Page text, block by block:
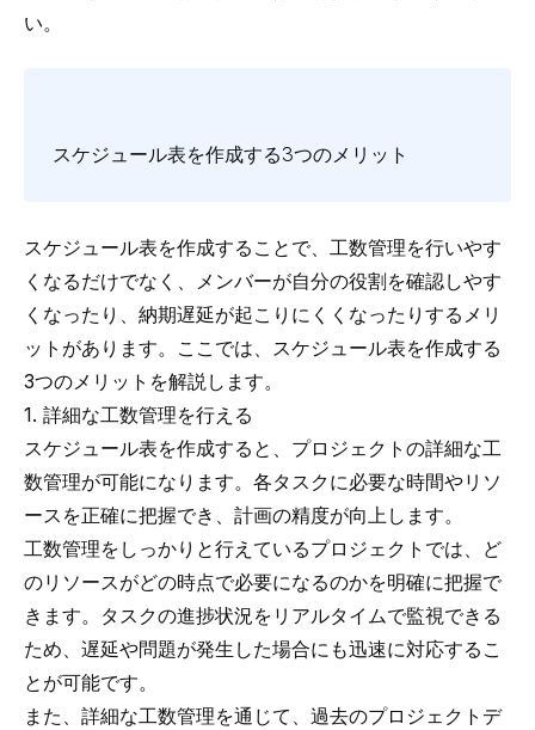
い。
スケジュール表を作成する3つのメリット
スケジュール表を作成することで、工数管理を行いやす
くなるだけでなく、メンバーが自分の役割を確認しやす
くなったり、納期遅延が起こりにくくなったりするメリ
ットがあります。ここでは、スケジュール表を作成する
3つのメリットを解説します。
1. 詳細な工数管理を行える
スケジュール表を作成すると、プロジェクトの詳細な工
数管理が可能になります。各タスクに必要な時間やリソ
ースを正確に把握でき、計画の精度が向上します。
工数管理をしっかりと行えているプロジェクトでは、ど
のリソースがどの時点で必要になるのかを明確に把握で
きます。タスクの進捗状況をリアルタイムで監視できる
ため、遅延や問題が発生した場合にも迅速に対応するこ
とが可能です。
また、詳細な工数管理を通じて、過去のプロジェクトデ